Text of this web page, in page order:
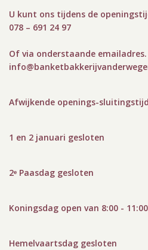
U kunt ons tijdens de
078 – 691 24 97
Of via onderstaande emailadres.
info@bank
Afwijkende openings-
1 en 2 januari gesloten
2ᵉ Paasdag gesloten
Koningsdag open van 8:00 -
Hemelvaartsdag gesloten